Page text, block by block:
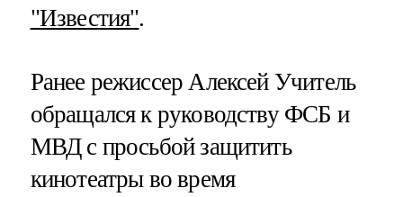
"Известия".
Ранее режиссер Алексей Учитель
обращался к руководству ФСБ и
МВД с просьбой защитить
кинотеатры во время